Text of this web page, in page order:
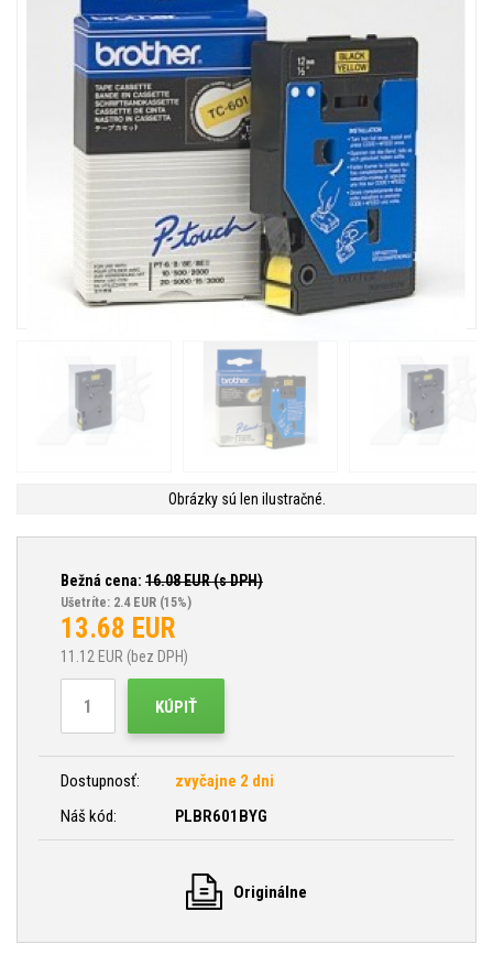
Obrázky sú len ilustračné.
Bežná cena: 16.08EUR (s DPH)
Ušetríte: 2.4 EUR (15%)
13.68 EUR
11.12 EUR (bez DPH)
KÚPIŤ
Dostupnosť:
zvyčajne 2 dni
Náš kód:
PLBR601BYG
Originálne